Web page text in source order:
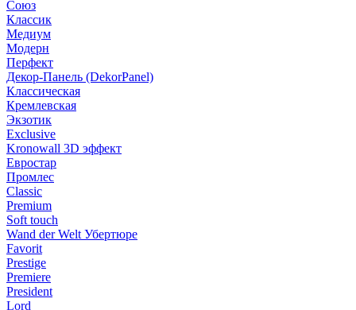
Союз
Классик
Медиум
Модерн
Перфект
Декор-Панель (DekorPanel)
Классическая
Кремлевская
Экзотик
Exclusive
Kronowall 3D эффект
Евростар
Промлес
Classic
Premium
Soft touch
Wand der Welt Убертюре
Favorit
Prestige
Premiere
President
Lord